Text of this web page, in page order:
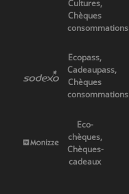
Cultures,
Chèques
consommations
Ecopass,
Cadeaupass,
Chèques
consommations
Eco-
chèques,
Chèques-
cadeaux